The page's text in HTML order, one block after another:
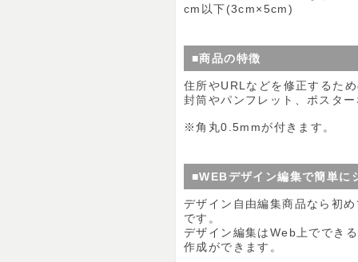
cm以下(3cm×5cm)
■商品の特徴
住所やURLなどを修正するた
封筒やパンフレット、ポスタ
※角丸0.5mmが付きます。
■WEBデザイン編集で簡単に
デザイン自由編集商品なら初
です。
デザイン編集はWeb上ででき
作成ができます。